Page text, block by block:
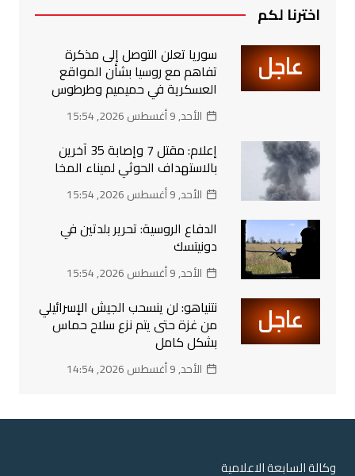
اخترنا لكم
سوريا تعلن التوصل إلى مذكرة
تفاهم مع روسيا بشأن المواقع
العسكرية في حميميم وطرطوس
الأحد, 9 أغسطس 2026, 15:54
إعلام: مقتل 7 وإصابة 35 آخرين
بالاستهداف الحوثي لميناء المخا
الأحد, 9 أغسطس 2026, 15:54
الدفاع الروسية: تحرير بلدتين في
دونيتسك
الأحد, 9 أغسطس 2026, 15:54
نتنياهو: لن ينسحب الجيش الإسرائيلي
من غزة حتى يتم نزع سلاح حماس
بشكل كامل
الأحد, 9 أغسطس 2026, 14:54
وكالة السابعة الاعلامية